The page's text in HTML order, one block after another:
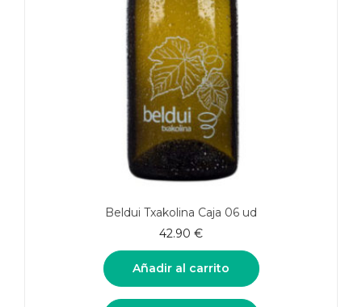
Beldui Txakolina Caja 06 ud
42.90 €
Añadir al carrito